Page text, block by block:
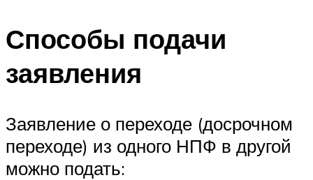
Способы подачи
заявления
Заявление о переходе (досрочном
переходе) из одного НПФ в другой
можно подать: